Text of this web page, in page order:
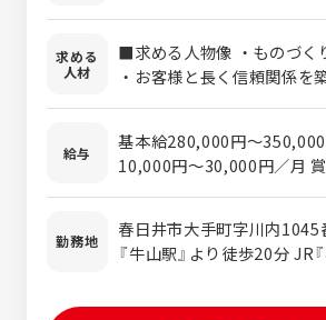
【開発言語】 組込系 C・
Simulink・GXWorks2,3、
ー、ST、FB等 業務系
RPG・Python・PL/SQL
等 ※ベテランの方～未経験（
ランクのある方まで幅広く
で一貫して行う製造メーカーです
強みは、一品物・少量多品
特注型エレベータの部品や
ど、 **自動化では対応でき
からこそ実現できる製品」
ています。 コロナ禍以降、事業環境が変化す
しながら、新しい業界・新
引も積極的に広げています。 ■仕事内容
りません。 お客様からの相談をもとに、 ・
求める
人材
■求める人物像 ・ものづく
・お客様と長く信頼関係を
お待ちしています。
給与
基本給280,000円～
10,000円～30,000円／月
勤務地
春日井市大手町字川内1045
『牛山駅』より徒歩20分 JR
可能で便利です。 ＊社員駐